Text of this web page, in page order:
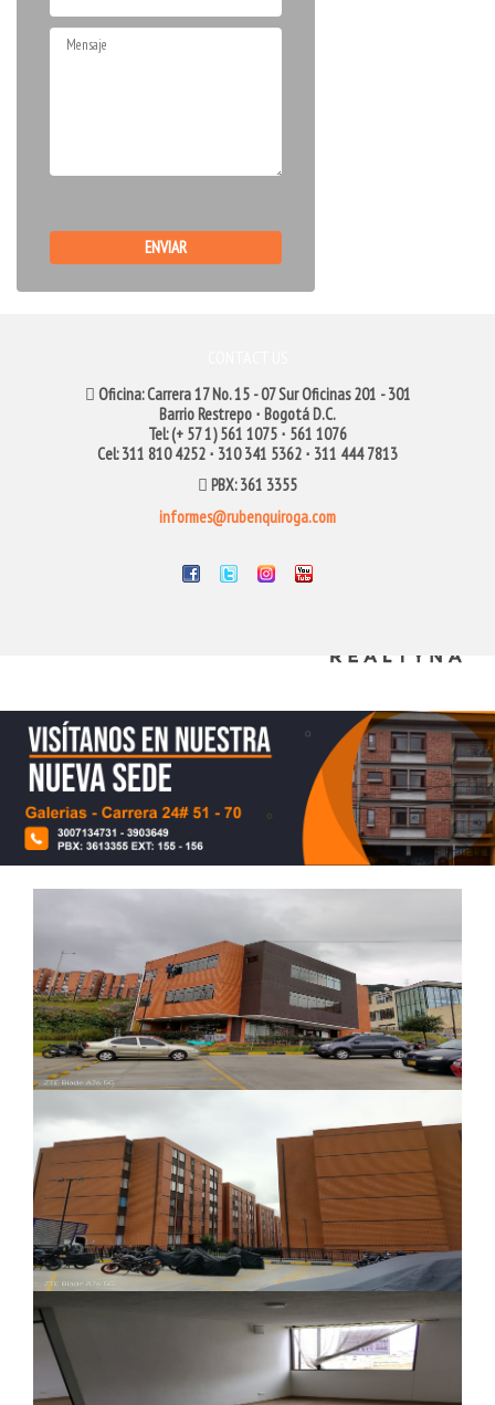
Oficina: Carrera 17 No. 15 - 07 Sur Oficinas 201 - 301
Barrio Restrepo ⋅ Bogotá D.C.
Tel: (+ 57 1) 561 1075 ⋅ 561 1076
Cel: 311 810 4252 ⋅ 310 341 5362 ⋅ 311 444 7813
PBX: 361 3355
informes@rubenquiroga.com